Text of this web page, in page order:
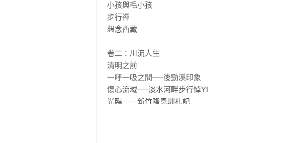
書中結合數篇關於日本京都、奈良的旅行散文、西藏之
生命的島嶼地景：高雄愛河、後勁溪、獅龍溪，淡水
斷深情回望。
凌性傑行文誠摯溫柔、直面坦裸生命的痠疼，彷彿透過
的時光，也重新將內心敞亮。把心事像被單一樣攤開來
言，那些人與事仍深深綿亙在其往後的生命風景，一路
往事、化解種種憂懼，我們跟隨作者走過他心裡的遍
小孩與毛小孩
步行禪
想念西藏
卷二：川流人生
清明之前
一呼一吸之間──後勁溪印象
傷心流域──淡水河畔步行悼YI
光臨――新竹隆恩圳札記